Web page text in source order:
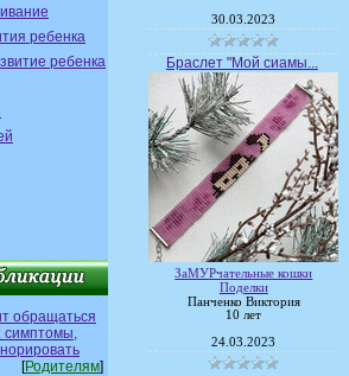
ребенка
ребенка
обращаться
симптомы,
[Родителям]
30.03.2023
Браслет "Мой сиамы...
ЗаМУРчательные кошки
Поделки
Панченко Виктория
10 лет
24.03.2023